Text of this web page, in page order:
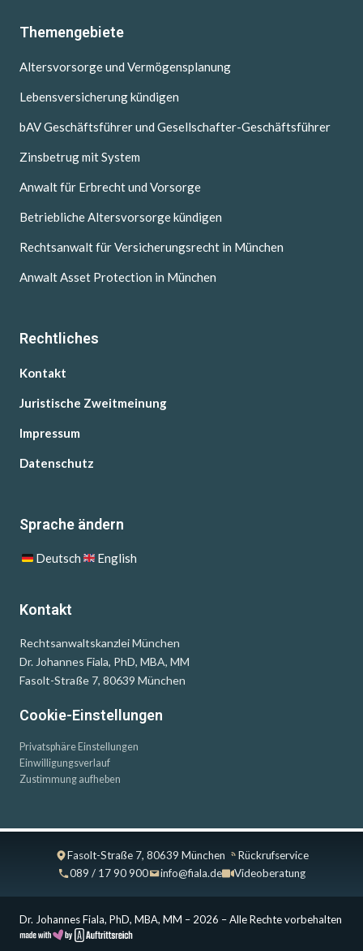
Themengebiete
Altersvorsorge und Vermögensplanung
Lebensversicherung kündigen
bAV Geschäftsführer und Gesellschafter-Geschäftsführer
Zinsbetrug mit System
Anwalt für Erbrecht und Vorsorge
Betriebliche Altersvorsorge kündigen
Rechtsanwalt für Versicherungsrecht in München
Anwalt Asset Protection in München
Rechtliches
Kontakt
Juristische Zweitmeinung
Impressum
Datenschutz
Sprache ändern
Deutsch English
Kontakt
Rechtsanwaltskanzlei München
Dr. Johannes Fiala, PhD, MBA, MM
Fasolt-Straße 7, 80639 München
Cookie-Einstellungen
Privatsphäre Einstellungen
Einwilligungsverlauf
Zustimmung aufheben
Fasolt-Straße 7, 80639 München
Rückrufservice
089 / 17 90 900
info@fiala.de Videoberatung
Dr. Johannes Fiala, PhD, MBA, MM – 2026 – Alle Rechte vorbehalten